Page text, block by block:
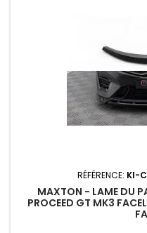
RÉFÉRENCE: KI-
MAXTON - LAME DU
PROCEED GT MK3